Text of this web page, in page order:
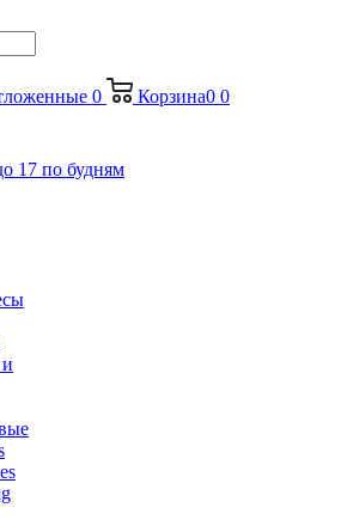
0 Корзина0 0
17 по будням